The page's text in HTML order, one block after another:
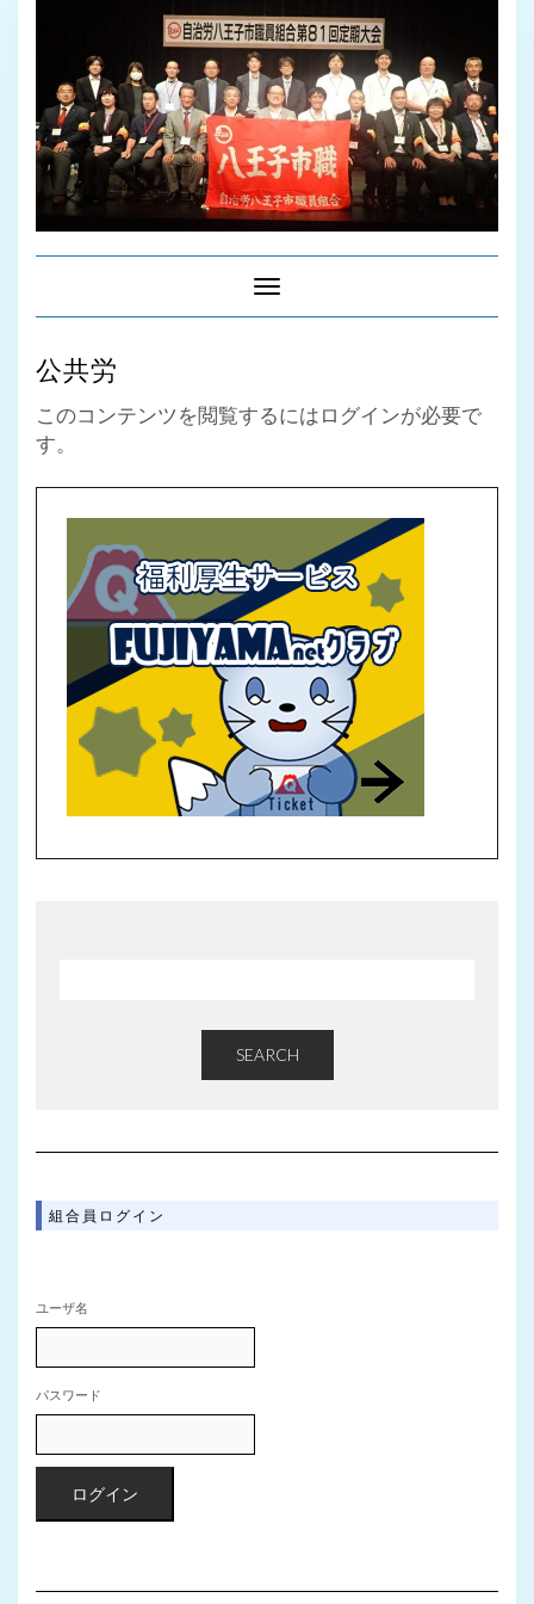
Toggle
Navigation
公共労
このコンテンツを閲覧するにはログインが必要で
す。
SEARCH
組合員ログイン
ユーザ名
パスワード